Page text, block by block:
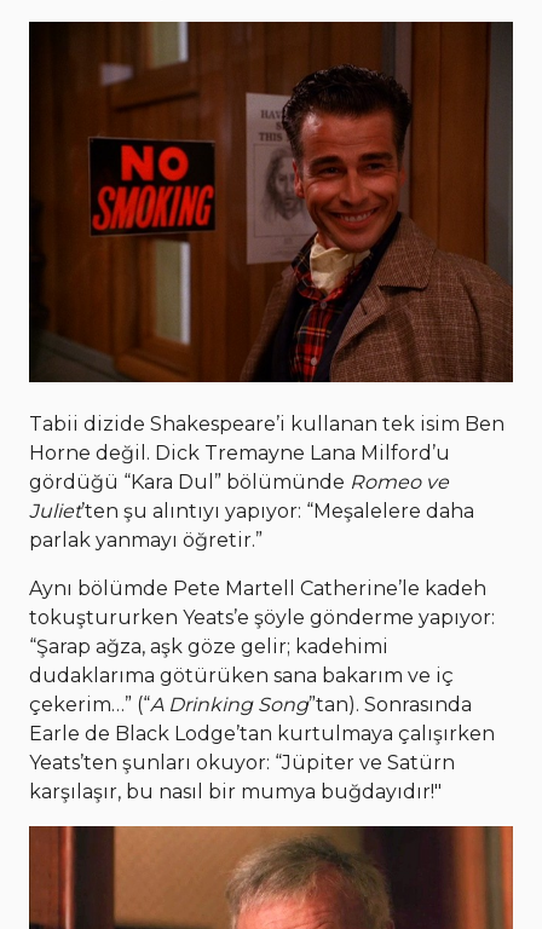
Tabii dizide Shakespeare’i kullanan tek isim Ben
Horne değil. Dick Tremayne Lana Milford’u
gördüğü “Kara Dul” bölümünde Romeo ve
Juliet’ten şu alıntıyı yapıyor: “Meşalelere daha
parlak yanmayı öğretir.”
Aynı bölümde Pete Martell Catherine’le kadeh
tokuştururken Yeats’e şöyle gönderme yapıyor:
“Şarap ağza, aşk göze gelir; kadehimi
dudaklarıma götürüken sana bakarım ve iç
çekerim…” (“A Drinking Song”tan). Sonrasında
Earle de Black Lodge’tan kurtulmaya çalışırken
Yeats’ten şunları okuyor: “Jüpiter ve Satürn
karşılaşır, bu nasıl bir mumya buğdayıdır!"